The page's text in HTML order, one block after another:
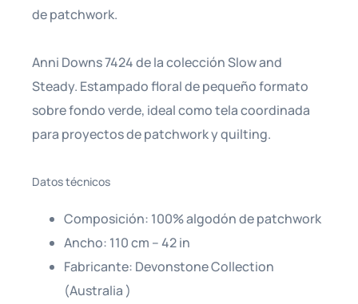
de patchwork.
Anni Downs 7424 de la colección Slow and
Steady. Estampado floral de pequeño formato
sobre fondo verde, ideal como tela coordinada
para proyectos de patchwork y quilting.
Datos técnicos
Composición: 100% algodón de patchwork
Ancho: 110 cm – 42 in
Fabricante: Devonstone Collection
(Australia )